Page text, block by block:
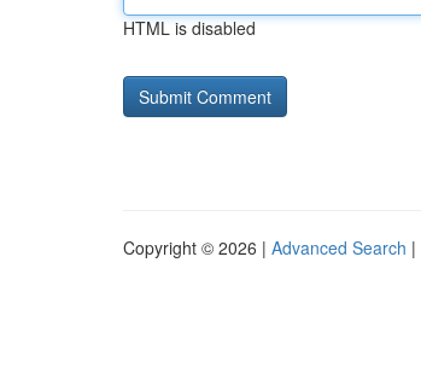
HTML is disabled
Copyright © 2026 | Advanced Search |